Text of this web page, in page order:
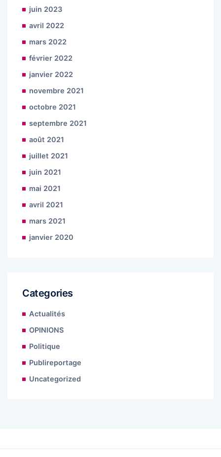
juin 2023
avril 2022
mars 2022
février 2022
janvier 2022
novembre 2021
octobre 2021
septembre 2021
août 2021
juillet 2021
juin 2021
mai 2021
avril 2021
mars 2021
janvier 2020
Categories
Actualités
OPINIONS
Politique
Publireportage
Uncategorized